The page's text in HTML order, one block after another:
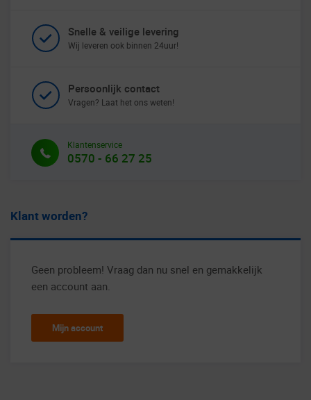
Snelle & veilige levering
Wij leveren ook binnen 24uur!
Persoonlijk contact
Vragen? Laat het ons weten!
Klantenservice
0570 - 66 27 25
Klant worden?
Geen probleem! Vraag dan nu snel en gemakkelijk
een account aan.
Mijn account